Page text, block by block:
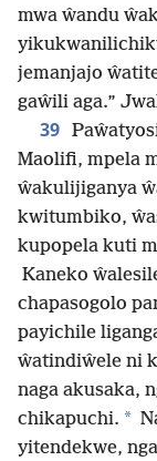
mwa ŵandu
jemanjajo
gaŵili aga.”
39
Maolifi, mpela
ŵakulijiganya
kwitumbiko,
kupopela kuti
Kaneko
chapasogolo
payichile
ŵatindiŵele ni
naga akusaka,
chikapuchi. *
yitendekwe,